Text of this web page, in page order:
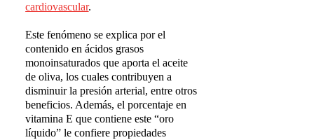
cardiovascular.
Este fenómeno se explica por el
contenido en ácidos grasos
monoinsaturados que aporta el aceite
de oliva, los cuales contribuyen a
disminuir la presión arterial, entre otros
beneficios. Además, el porcentaje en
vitamina E que contiene este “oro
líquido” le confiere propiedades